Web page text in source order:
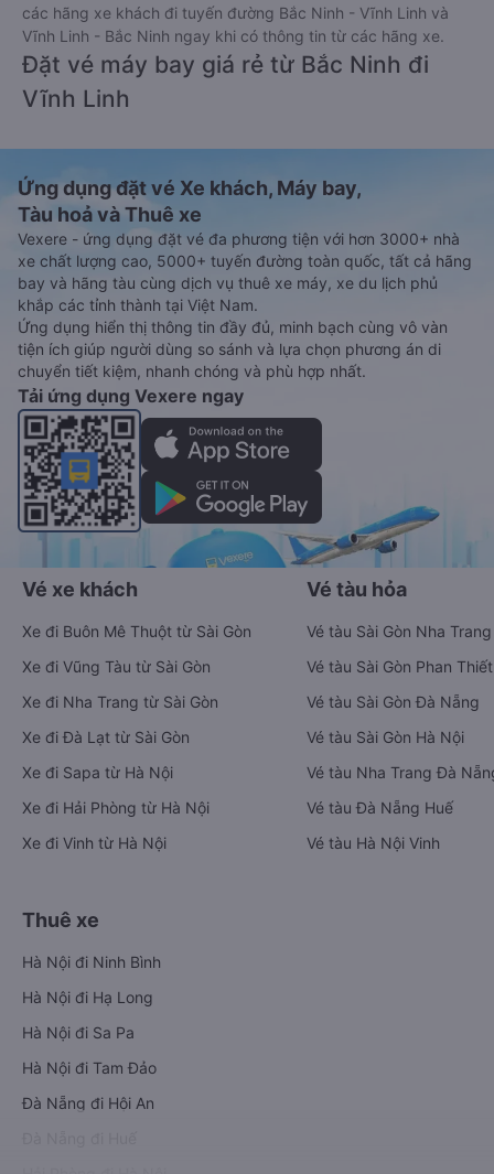
các hãng xe khách đi tuyến đường Bắc Ninh - Vĩnh Linh và
Vĩnh Linh - Bắc Ninh ngay khi có thông tin từ các hãng xe.
Đặt vé máy bay giá rẻ từ Bắc Ninh đi
Vĩnh Linh
Ứng dụng đặt vé Xe khách, Máy bay,
Tàu hoả và Thuê xe
Vexere - ứng dụng đặt vé đa phương tiện với hơn 3000+ nhà
xe chất lượng cao, 5000+ tuyến đường toàn quốc, tất cả hãng
bay và hãng tàu cùng dịch vụ thuê xe máy, xe du lịch phủ
khắp các tỉnh thành tại Việt Nam.
Ứng dụng hiển thị thông tin đầy đủ, minh bạch cùng vô vàn
tiện ích giúp người dùng so sánh và lựa chọn phương án di
chuyển tiết kiệm, nhanh chóng và phù hợp nhất.
Tải ứng dụng Vexere ngay
Vé xe khách
Xe đi Buôn Mê Thuột từ Sài Gòn
Xe đi Vũng Tàu từ Sài Gòn
Xe đi Nha Trang từ Sài Gòn
Xe đi Đà Lạt từ Sài Gòn
Xe đi Sapa từ Hà Nội
Xe đi Hải Phòng từ Hà Nội
Xe đi Vinh từ Hà Nội
Vé tàu hỏa
Vé tàu Sài Gòn Nha Trang
Vé tàu Sài Gòn Phan Thiết
Vé tàu Sài Gòn Đà Nẵng
Vé tàu Sài Gòn Hà Nội
Vé tàu Nha Trang Đà
Vé tàu Đà Nẵng Huế
Vé tàu Hà Nội Vinh
Thuê xe
Hà Nội đi Ninh Bình
Hà Nội đi Hạ Long
Hà Nội đi Sa Pa
Hà Nội đi Tam Đảo
Đà Nẵng đi Hội An